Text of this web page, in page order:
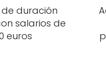
duración
salarios de
euros